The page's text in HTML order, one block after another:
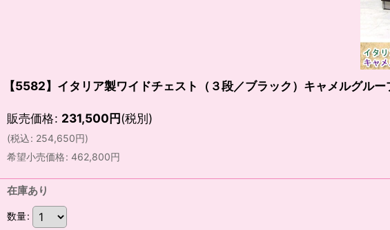
【5582】イタリア製ワイドチェスト（３段／ブラック）キャメルグルー
販売価格: 231,500円(税別)
(税込: 254,650円)
希望小売価格: 462,800円
在庫あり
数量: